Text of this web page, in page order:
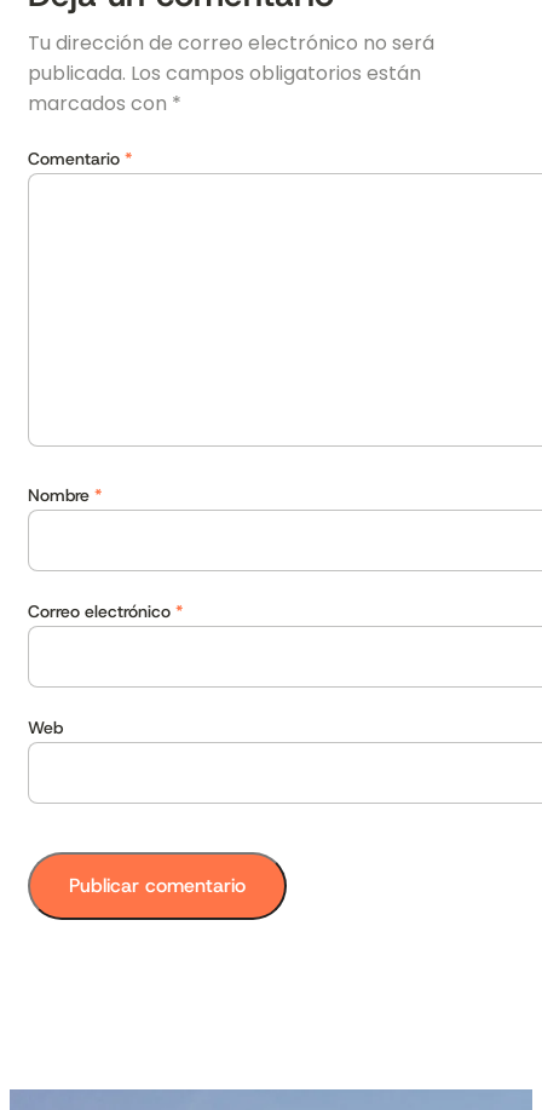
Tu dirección de correo electrónico no será
publicada. Los campos obligatorios están
marcados con *
Comentario *
Nombre *
Correo electrónico *
Web